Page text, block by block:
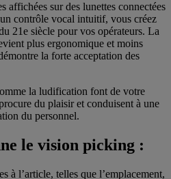
affichées sur des lunettes connectées
contrôle vocal intuitif, vous créez
21e siècle pour vos opérateurs. La
plus ergonomique et moins
la forte acceptation des
la ludification font de votre
du plaisir et conduisent à une
du personnel.
le vision picking :
à l’article, telles que l’emplacement,